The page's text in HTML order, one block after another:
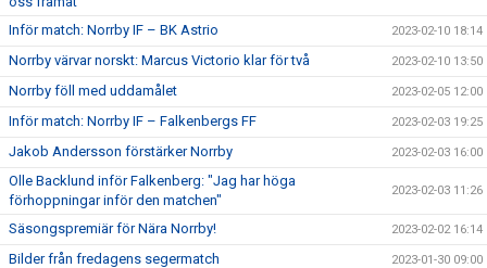
Inför match: Norrby IF – BK Astrio 2023-02-10 18:14
Norrby värvar norskt: Marcus Victorio klar för två 2023-02-10 13:50
Norrby föll med uddamålet 2023-02-05 12:00
Inför match: Norrby IF – Falkenbergs FF 2023-02-03 19:25
Jakob Andersson förstärker Norrby 2023-02-03 16:00
Olle Backlund inför Falkenberg: "Jag har höga
förhoppningar inför den matchen"
2023-02-03 11:26
Säsongspremiär för Nära Norrby! 2023-02-02 16:14
Bilder från fredagens segermatch 2023-01-30 09:00